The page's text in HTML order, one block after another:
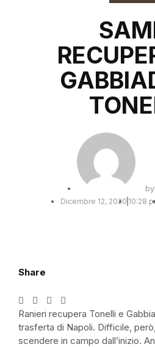
by
Dicembre 12, 2020 10:28
Share
Ranieri recupera Tonelli e
trasferta di Napoli. Difficile,
scendere in campo dall’inizio.